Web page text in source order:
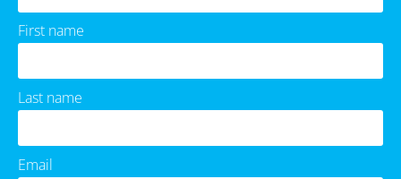
First name
Last name
Email